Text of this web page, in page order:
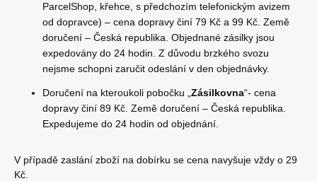
ParcelShop, křehce, s předchozím telefonickým avizem
od dopravce) – cena dopravy činí 79 Kč a 99 Kč. Země
doručení – Česká republika. Objednané zásilky jsou
expedovány do 24 hodin. Z důvodu brzkého svozu
nejsme schopni zaručit odeslání v den objednávky.
Doručení na kteroukoli pobočku „ Zásilkovna“- cena
dopravy činí 89 Kč. Země doručení – Česká republika.
Expedujeme do 24 hodin od objednání.
V případě zaslání zboží na dobírku se cena navyšuje vždy o 29
Kč.